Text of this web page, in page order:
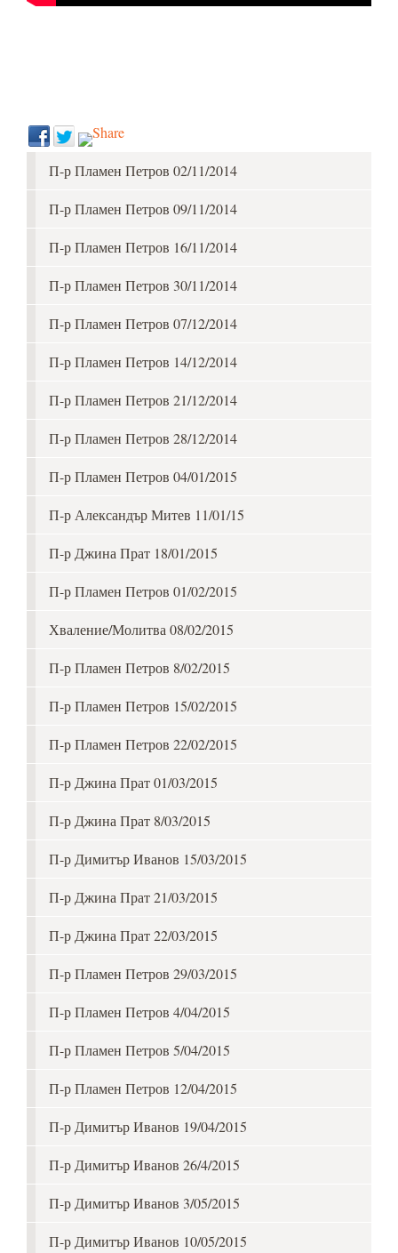
П-р Пламен Петров 02/11/2014
П-р Пламен Петров 09/11/2014
П-р Пламен Петров 16/11/2014
П-р Пламен Петров 30/11/2014
П-р Пламен Петров 07/12/2014
П-р Пламен Петров 14/12/2014
П-р Пламен Петров 21/12/2014
П-р Пламен Петров 28/12/2014
П-р Пламен Петров 04/01/2015
П-р Александър Митев 11/01/15
П-р Джина Прат 18/01/2015
П-р Пламен Петров 01/02/2015
Хваление/Молитва 08/02/2015
П-р Пламен Петров 8/02/2015
П-р Пламен Петров 15/02/2015
П-р Пламен Петров 22/02/2015
П-р Джина Прат 01/03/2015
П-р Джина Прат 8/03/2015
П-р Димитър Иванов 15/03/2015
П-р Джина Прат 21/03/2015
П-р Джина Прат 22/03/2015
П-р Пламен Петров 29/03/2015
П-р Пламен Петров 4/04/2015
П-р Пламен Петров 5/04/2015
П-р Пламен Петров 12/04/2015
П-р Димитър Иванов 19/04/2015
П-р Димитър Иванов 26/4/2015
П-р Димитър Иванов 3/05/2015
П-р Димитър Иванов 10/05/2015